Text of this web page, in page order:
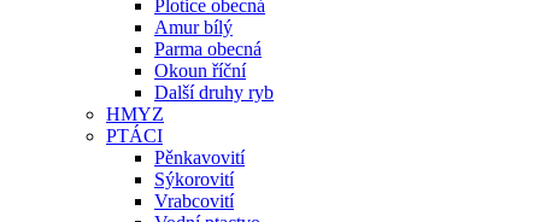
Plotice obecná
Amur bílý
Parma obecná
Okoun říční
Další druhy ryb
HMYZ
PTÁCI
Pěnkavovití
Sýkorovití
Vrabcovití